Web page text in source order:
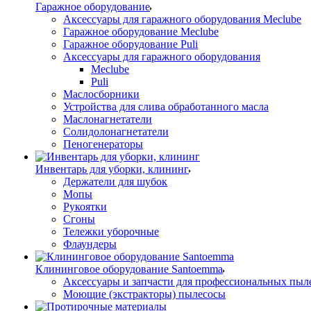
Гаражное оборудование
Аксессуары для гаражного оборудования Meclube
Гаражное оборудование Meclube
Гаражное оборудование Puli
Аксессуары для гаражного оборудования
Meclube
Puli
Маслосборники
Устройства для слива обработанного масла
Маслонагнетатели
Солидолонагнетатели
Пеногенераторы
Инвентарь для уборки, клининг
Держатели для шубок
Мопы
Рукоятки
Сгоны
Тележки уборочные
Флаундеры
Клининговое оборудование Santoemma
Аксессуары и запчасти для профессиональных
Моющие (экстракторы) пылесосы